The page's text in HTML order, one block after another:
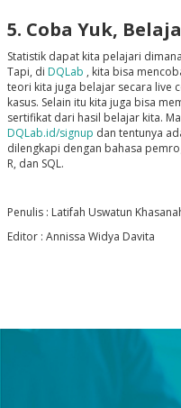
5. Coba Yuk,
Statistik dapat kita pelajari
Tapi, di DQLab , kita bisa
teori kita juga belajar secara live
kasus. Selain itu kita juga bisa
sertifikat dari hasil belajar kita.
DQLab.id/signup dan tentunya
dilengkapi dengan bahasa
R, dan SQL.
Penulis : Latifah Uswatun
Editor : Annissa Widya Davita